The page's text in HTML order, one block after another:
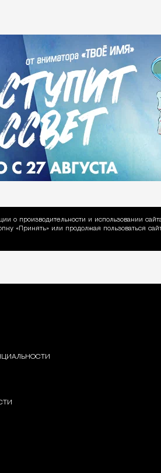
Cookie
о производительности и использовании
«Принять» или продолжая пользоваться